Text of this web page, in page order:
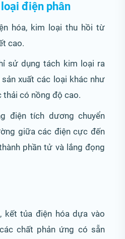
điện phân
hóa, kim loại thu hồi từ
cao.
sử dụng tách kim loại ra
xuất các loại khác như
có nồng độ cao.
điện tích dương chuyển
giữa các điện cực đến
phần tử và lắng đọng
kết tủa điện hóa dựa vào
chất phản ứng có sẵn